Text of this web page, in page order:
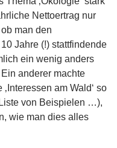
Nettoertrag nur
man den
Jahre (!) stattfindende
ein wenig anders
anderer machte
am Wald‘ so
von Beispielen …),
wie man dies alles